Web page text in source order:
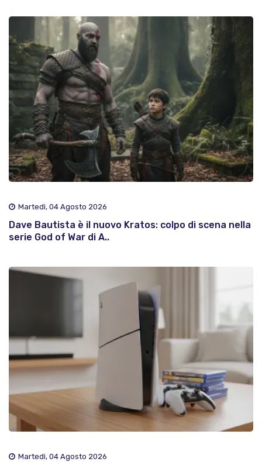
Martedì, 04 Agosto 2026
Dave Bautista è il nuovo Kratos: colpo di scena nella
serie God of War di A..
Martedì, 04 Agosto 2026